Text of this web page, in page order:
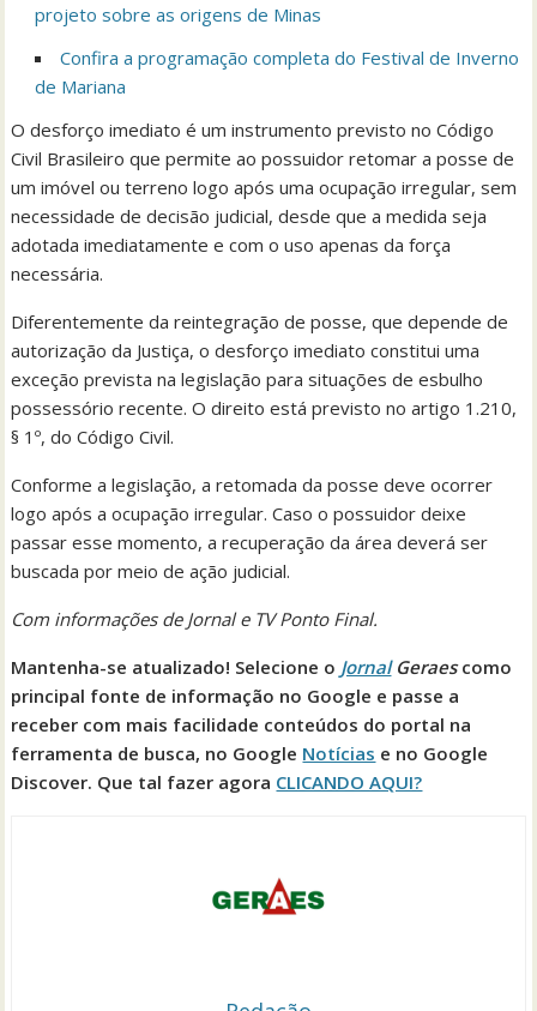
projeto sobre as origens de Minas
Confira a programação completa do Festival de Inverno
de Mariana
O desforço imediato é um instrumento previsto no Código
Civil Brasileiro que permite ao possuidor retomar a posse de
um imóvel ou terreno logo após uma ocupação irregular, sem
necessidade de decisão judicial, desde que a medida seja
adotada imediatamente e com o uso apenas da força
necessária.
Diferentemente da reintegração de posse, que depende de
autorização da Justiça, o desforço imediato constitui uma
exceção prevista na legislação para situações de esbulho
possessório recente. O direito está previsto no artigo 1.210,
§ 1º, do Código Civil.
Conforme a legislação, a retomada da posse deve ocorrer
logo após a ocupação irregular. Caso o possuidor deixe
passar esse momento, a recuperação da área deverá ser
buscada por meio de ação judicial.
Com informações de Jornal e TV Ponto Final.
Mantenha-se atualizado! Selecione o Jornal Geraescomo
principal fonte de informação no Google e passe a
receber com mais facilidade conteúdos do portal na
ferramenta de busca, no Google Notícias e no Google
Discover. Que tal fazer agora CLICANDO AQUI?